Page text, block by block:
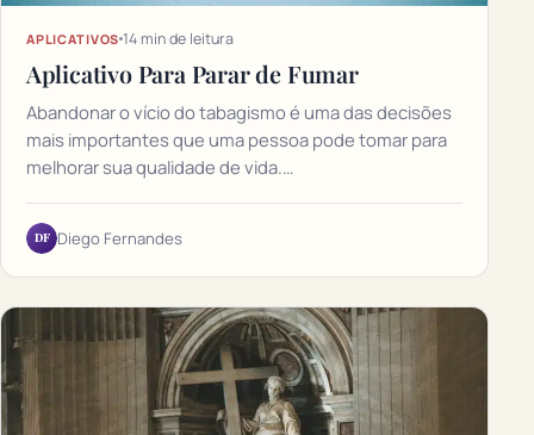
APLICATIVOS 14 min de leitura
Aplicativo Para Parar de Fumar
Abandonar o vício do tabagismo é uma das decisões
mais importantes que uma pessoa pode tomar para
melhorar sua qualidade de vida.…
DF Diego Fernandes